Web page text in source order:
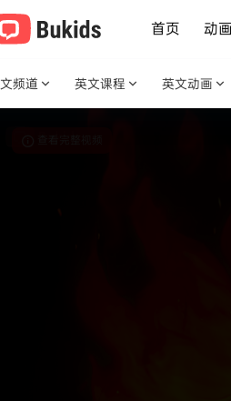
首页 动画
频道 英文课程 英文动画